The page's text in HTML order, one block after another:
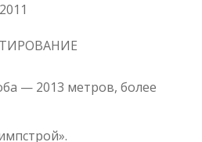
— 2013 метров, более